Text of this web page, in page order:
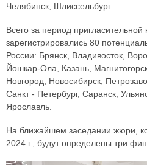
Челябинск, Шлиссельбург.
Всего за период
зарегистрировались 80
России: Брянск, Владивосток,
Йошкар-Ола, Казань,
Новгород, Новосибирск,
Санкт - Петербург, Саранск,
Ярославль.
На ближайшем заседании жюри,
2024 г., будут определены три